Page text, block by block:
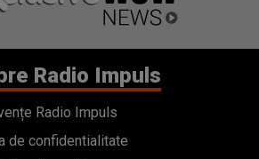
Radio Impuls
Radio Impuls
de confidentialitate